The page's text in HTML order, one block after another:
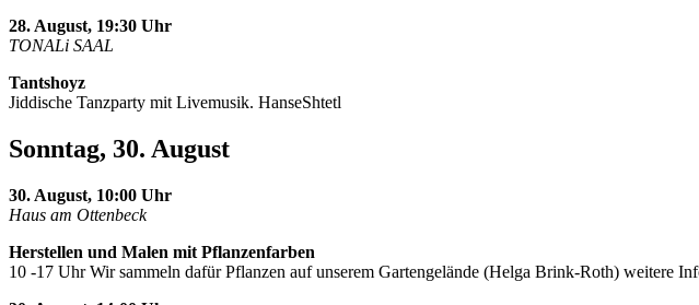
28. August, 19:30 Uhr
TONALi SAAL
Tantshoyz
Jiddische Tanzparty mit Livemusik. HanseShtetl
Sonntag, 30. August
30. August, 10:00 Uhr
Haus am Ottenbeck
Herstellen und Malen mit Pflanzenfarben
10 -17 Uhr Wir sammeln dafür Pflanzen auf unserem Gartengelände (Helga Brink-Roth) weitere